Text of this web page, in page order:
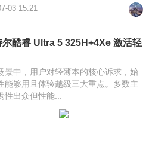
03 15:21
酷睿 Ultra 5 325H+4Xe 激活轻
景中，用户对轻薄本的核心诉求，始
能够用且体验越级三大重点。多数主
出众但性能...